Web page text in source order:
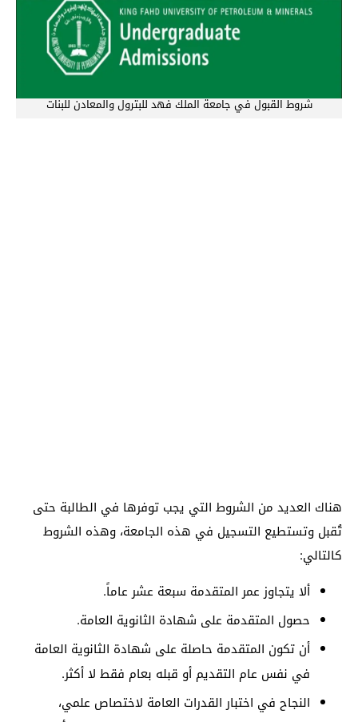
شروط القبول في جامعة الملك فهد للبترول والمعادن للبنات
هناك العديد من الشروط التي يجب توفرها في الطالبة حتى
تُقبل وتستطيع التسجيل في هذه الجامعة، وهذه الشروط
كالتالي:
ألا يتجاوز عمر المتقدمة سبعة عشر عاماً.
حصول المتقدمة على شهادة الثانوية العامة.
أن تكون المتقدمة حاصلة على شهادة الثانوية العامة
في نفس عام التقديم أو قبله بعام فقط لا أكثر.
النجاح في اختبار القدرات العامة لاختصاص علمي،